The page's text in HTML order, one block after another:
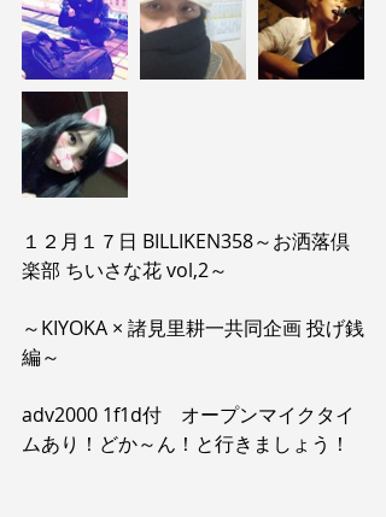
１２月１７日 BILLIKEN358～お洒落倶
楽部 ちいさな花 vol,2～
～KIYOKA × 諸見里耕一共同企画 投げ銭
編～
adv2000 1f1d付　オープンマイクタイ
ムあり！どか～ん！と行きましょう！